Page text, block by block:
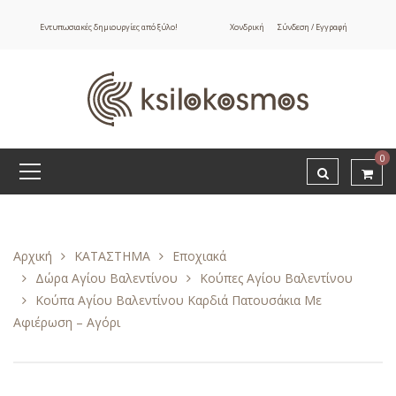
Εντυπωσιακές δημιουργίες από ξύλο! Χονδρική Σύνδεση / Εγγραφή
0
Αρχική ΚΑΤΑΣΤΗΜΑ
Εποχιακά
Δώρα Αγίου Βαλεντίνου
Κούπες Αγίου Βαλεντίνου
Κούπα Αγίου Βαλεντίνου Καρδιά Πατουσάκια Με
Αφιέρωση – Αγόρι